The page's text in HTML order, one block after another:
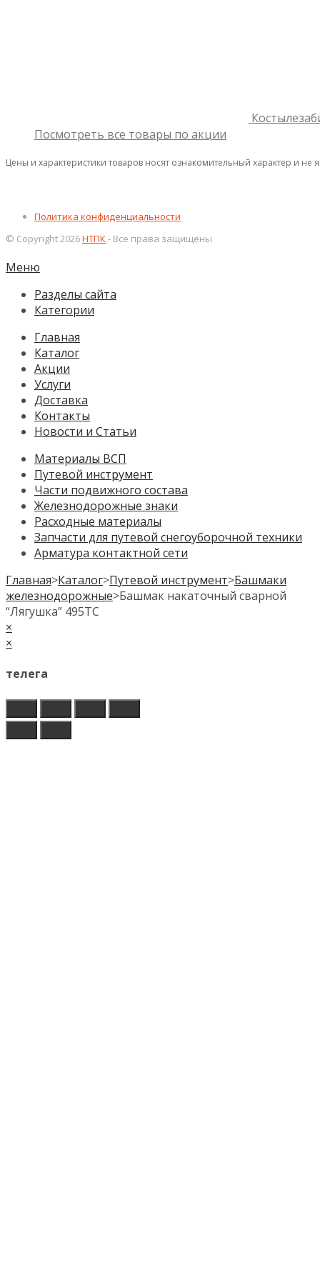
Посмотреть все товары по акции
Цены и характеристики товаров носят ознакомительный характер и не
Политика конфиденциальности
© Copyright 2026НТПК- Все права защищены
Меню
Разделы сайта
Категории
Главная
Каталог
Акции
Услуги
Доставка
Контакты
Новости и Статьи
Материалы ВСП
Путевой инструмент
Части подвижного состава
Железнодорожные знаки
Расходные материалы
Запчасти для путевой снегоуборочной техники
Арматура контактной сети
Главная>Каталог>Путевой инструмент>Башмаки
железнодорожные>Башмак накаточный сварной
“Лягушка” 495ТС
×
×
телега